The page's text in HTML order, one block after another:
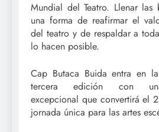
Mundial del Teatro. Llenar las
una forma de reafirmar el
del teatro y de respaldar a
lo hacen posible.
Cap Butaca Buida entra en
tercera edición con
excepcional que convertirá el
jornada única para las artes